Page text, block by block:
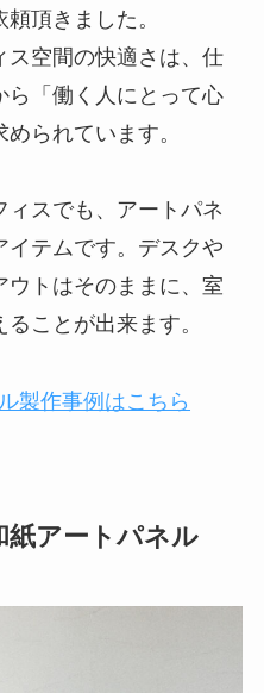
頂きました。
ス空間の快適さは、仕
ら「働く人にとって心
られています。
スでも、アートパネ
イテムです。デスクや
ウトはそのままに、室
ことが出来ます。
製作事例はこちら
紙アートパネル